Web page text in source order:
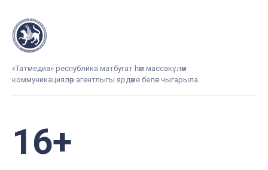
«Татмедиа» республика матбугат һәм массакүләм
коммуникацияләр агентлыгы ярдәме белән чыгарыла.
16+